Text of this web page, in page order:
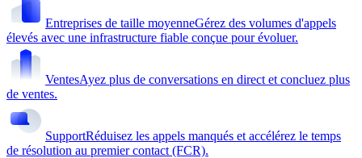
Entreprises de taille moyenneGérez des volumes d'appels
élevés avec une infrastructure fiable conçue pour évoluer.
VentesAyez plus de conversations en direct et concluez plus
de ventes.
SupportRéduisez les appels manqués et accélérez le temps
de résolution au premier contact (FCR).